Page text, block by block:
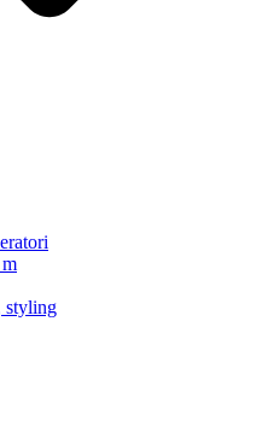
styling